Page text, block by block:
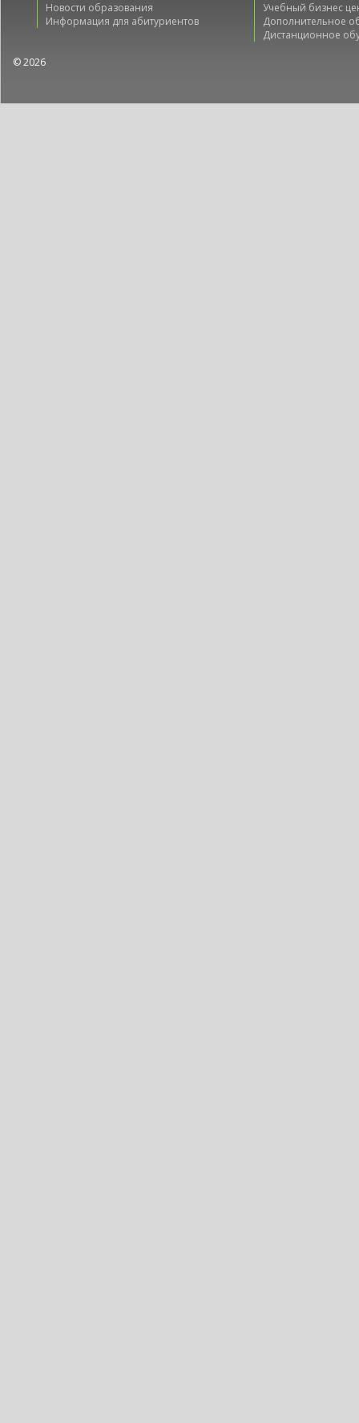
Новости образования
Информация для абитуриентов
Учебный бизнес
Дополнительное
Дистанционное
© 2026